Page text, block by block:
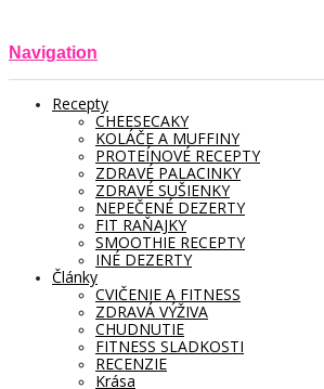
Navigation
Recepty
CHEESECAKY
KOLÁČE A MUFFINY
PROTEÍNOVÉ RECEPTY
ZDRAVÉ PALACINKY
ZDRAVÉ SUŠIENKY
NEPEČENÉ DEZERTY
FIT RAŇAJKY
SMOOTHIE RECEPTY
INÉ DEZERTY
Články
CVIČENIE A FITNESS
ZDRAVÁ VÝŽIVA
CHUDNUTIE
FITNESS SLADKOSTI
RECENZIE
Krása